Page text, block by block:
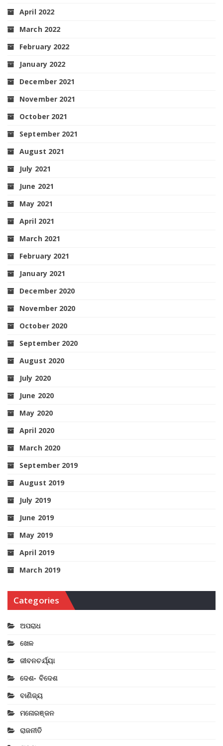
April 2022
March 2022
February 2022
January 2022
December 2021
November 2021
October 2021
September 2021
August 2021
July 2021
June 2021
May 2021
April 2021
March 2021
February 2021
January 2021
December 2020
November 2020
October 2020
September 2020
August 2020
July 2020
June 2020
May 2020
April 2020
March 2020
September 2019
August 2019
July 2019
June 2019
May 2019
April 2019
March 2019
Categories
ଅପରାଧ
ଖେଳ
ଜୀବନଚର୍ଯ୍ୟା
ଦେଶ- ବିଦେଶ
ବାଣିଜ୍ୟ
ମନୋରଞ୍ଜନ
ରାଜନୀତି